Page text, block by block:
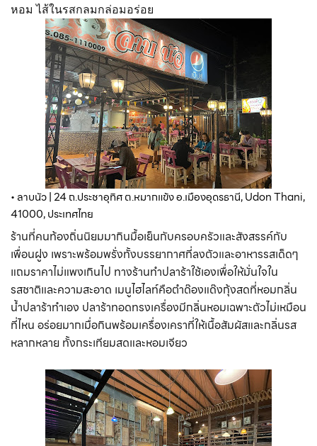
หอม ไส้ในรสกลมกล่อมอร่อย
• ลาบนัว | 24 ถ.ประชาอุทิศ ต.หมากแข้ง อ.เมืองอุดรธานี, Udon Thani,
41000, ประเทศไทย
ร้านที่คนท้องถิ่นนิยมมากินมื้อเย็นกับครอบครัวและสังสรรค์กับ
เพื่อนฝูง เพราะพร้อมพรั่งทั้งบรรยากาศที่ลงตัวและอาหารรสเด็ดๆ
แถมราคาไม่แพงเกินไป ทางร้านทำปลาร้าใช้เองเพื่อให้มั่นใจใน
รสชาติและความสะอาด เมนูไฮไลท์คือตำด๊องแด๊งกุ้งสดที่หอมกลิ่น
น้ำปลาร้าทำเอง ปลาร้าทอดทรงเครื่องมีกลิ่นหอมเฉพาะตัวไม่เหมือน
ที่ไหน อร่อยมากเมื่อกินพร้อมเครื่องเคราที่ให้เนื้อสัมผัสและกลิ่นรส
หลากหลาย ทั้งกระเทียมสดและหอมเจียว